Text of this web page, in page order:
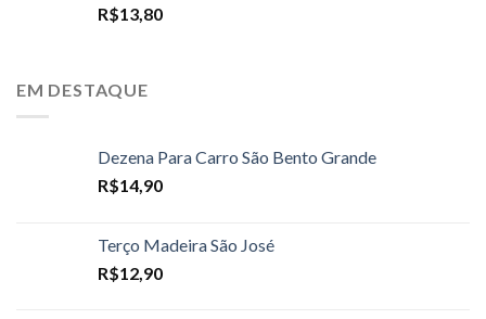
R$13,80
EM DESTAQUE
Dezena Para Carro São Bento Grande
R$14,90
Terço Madeira São José
R$12,90